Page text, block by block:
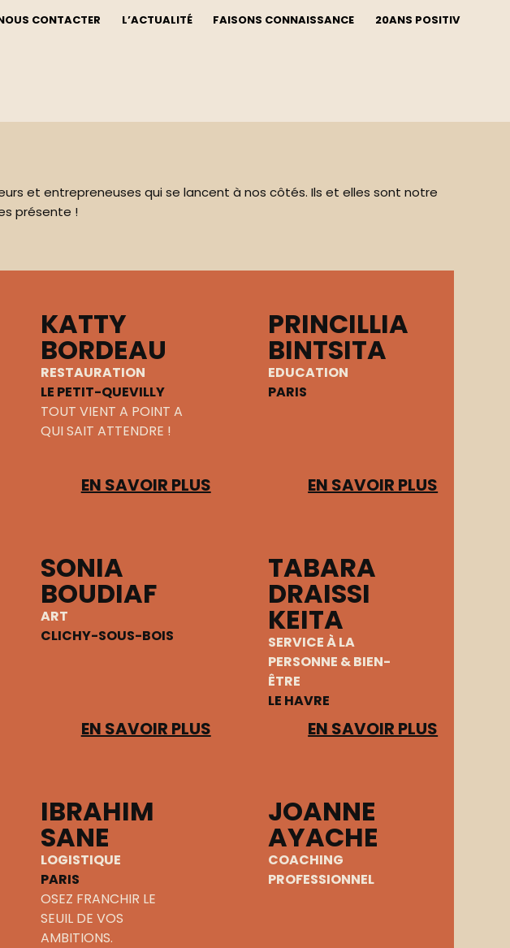
CONTACTER L’ACTUALITÉ FAISONS CONNAISSANCE 20ANS POSITIV
et entrepreneuses qui se lancent à nos côtés. Ils et elles sont notre
présente !
KATTY
BORDEAU
RESTAURATION
LE PETIT-QUEVILLY
TOUT VIENT A POINT A
QUI SAIT ATTENDRE !
EN SAVOIR PLUS
PRINCILLIA
BINTSITA
EDUCATION
PARIS
EN SAVOIR PLUS
SONIA
BOUDIAF
ART
CLICHY-SOUS-BOIS
EN SAVOIR PLUS
TABARA
DRAISSI
KEITA
SERVICE À LA
PERSONNE & BIEN-
ÊTRE
LE HAVRE
EN SAVOIR PLUS
IBRAHIM
SANE
LOGISTIQUE
PARIS
OSEZ FRANCHIR LE
SEUIL DE VOS
AMBITIONS.
JOANNE
AYACHE
COACHING
PROFESSIONNEL